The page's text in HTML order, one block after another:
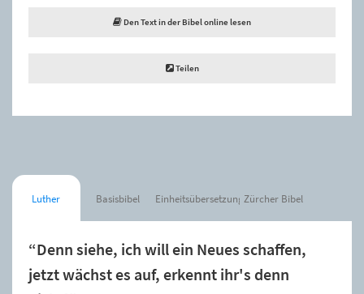
Den Text in der Bibel online lesen
Teilen
Luther Basisbibel Einheitsübersetzung Zürcher Bibel
“Denn siehe, ich will ein Neues schaffen,
jetzt wächst es auf, erkennt ihr's denn